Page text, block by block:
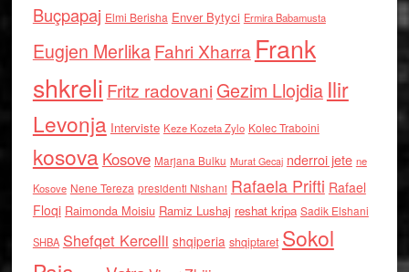
Buçpapaj Elmi Berisha Enver Bytyci Ermira Babamusta
Eugjen MerlikaFahri Xharra Frank
shkreli Fritz radovaniGezim Llojdia Ilir
Levonja Interviste Keze Kozeta Zylo Kolec Traboini
kosova Kosove Marjana Bulku Murat Gecaj nderroi jete ne
Kosove Nene Tereza presidenti Nishani Rafaela Prifti Rafael
Floqi Raimonda Moisiu Ramiz Lushaj reshat kripa Sadik Elshani
SHBA Shefqet Kercelli shqiperia shqiptaret Sokol